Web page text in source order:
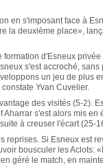
en s'imposant face à
la deuxième place»,
d'Esneux
s'est accroché,
un jeu de plus
Yvan Cuvelier.
des visités (5-2).
s'est alors mis en
à creuser l'écart (25-
reprises. Si Esneux est
bousculer les Aclots:
géré le match, en